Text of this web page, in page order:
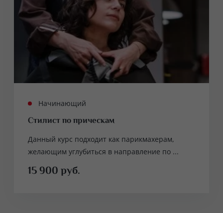
Начинающий
Стилист по прическам
Данный курс подходит как парикмахерам,
желающим углубиться в направление по ...
15 900 руб.